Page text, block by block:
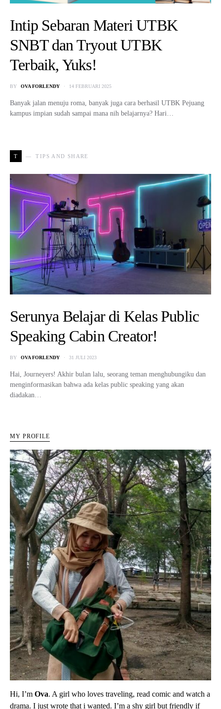
Intip Sebaran Materi UTBK
SNBT dan Tryout UTBK
Terbaik, Yuks!
BY OVA FORLENDY 14 FEBRUARI 2025
Banyak jalan menuju roma, banyak juga cara berhasil UTBK Pejuang
kampus impian sudah sampai mana nih belajarnya? Hari…
T TIPS AND SHARE
Serunya Belajar di Kelas Public
Speaking Cabin Creator!
BY OVA FORLENDY 31 JULI 2023
Hai, Journeyers! Akhir bulan lalu, seorang teman menghubungiku dan
menginformasikan bahwa ada kelas public speaking yang akan
diadakan…
MY PROFILE
Hi, I’m Ova. A girl who loves traveling, read comic and watch a
drama. I just wrote that i wanted. I’m a shy girl but friendly if